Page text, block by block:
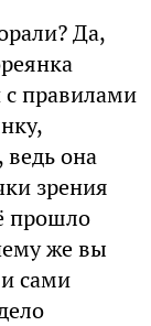
Да,
с правилами
она
зрения
прошло
же вы
сами